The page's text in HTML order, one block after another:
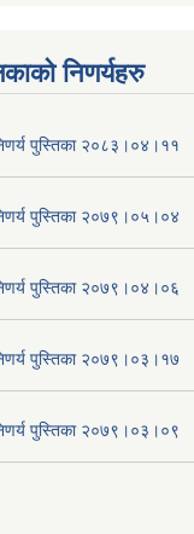
निणर्यहरु
पुस्तिका २०८३।०४।११
पुस्तिका २०७९।०५।०४
पुस्तिका २०७९।०४।०६
पुस्तिका २०७९।०३।१७
पुस्तिका २०७९।०३।०९